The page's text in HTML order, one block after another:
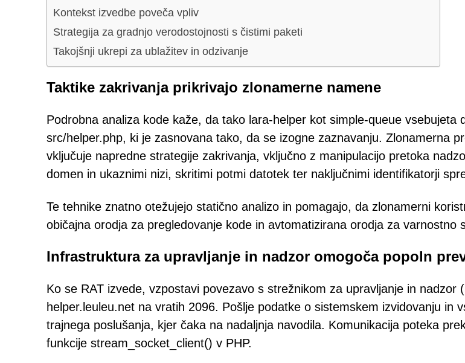
Kontekst izvedbe poveča vpliv
Strategija za gradnjo verodostojnosti s čistimi paketi
Takojšnji ukrepi za ublažitev in odzivanje
Taktike zakrivanja prikrivajo zlonamerne namene
Podrobna analiza kode kaže, da tako lara-helper kot simple-queue vsebujeta
src/helper.php, ki je zasnovana tako, da se izogne zaznavanju. Zlonamerna
vključuje napredne strategije zakrivanja, vključno z manipulacijo pretoka
domen in ukaznimi nizi, skritimi potmi datotek ter naključnimi identifikatorji
Te tehnike znatno otežujejo statično analizo in pomagajo, da zlonamerni
običajna orodja za pregledovanje kode in avtomatizirana orodja za varnostno
Infrastruktura za upravljanje in nadzor omogoča popoln
Ko se RAT izvede, vzpostavi povezavo s strežnikom za upravljanje in nadzor
helper.leuleu.net na vratih 2096. Pošlje podatke o sistemskem izvidovanju in
trajnega poslušanja, kjer čaka na nadaljnja navodila. Komunikacija poteka
funkcije stream_socket_client() v PHP.